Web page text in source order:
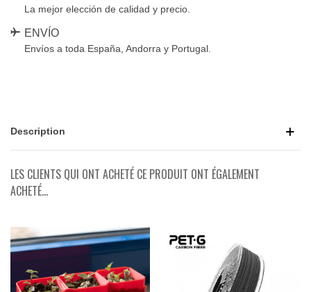
La mejor elección de calidad y precio.
ENVÍO
Envíos a toda España, Andorra y Portugal.
Description
LES CLIENTS QUI ONT ACHETÉ CE PRODUIT ONT ÉGALEMENT
ACHETÉ...